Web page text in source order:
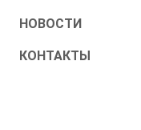
НОВОСТИ
КОНТАКТЫ